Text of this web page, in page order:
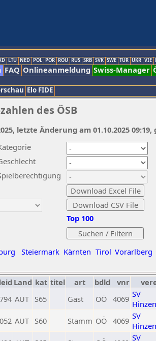
LTU NED POL POR ROU RUS SRB SVK SWE TUR UKR VIE
FAQ Onlineanmeldung Swiss-Manager
Elo FIDE
des ÖSB
Steiermark Kärnten Tirol Vorarlberg
Top 100
letzte Änderung am 01.10.2025
Land kat titel art bdld vnr
AUT S65 Gast OÖ 4069 SV
AUT S60 Stamm OÖ 4069 SV
SV